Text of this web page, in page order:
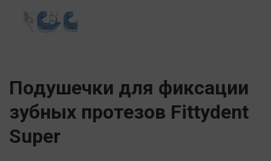
Подушечки для фиксации
зубных протезов Fittydent
Super